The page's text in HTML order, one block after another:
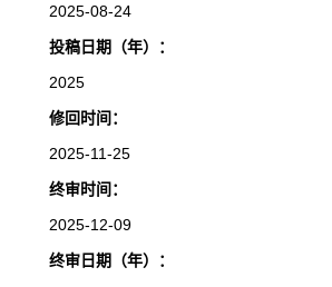
2025-08-24
投稿日期（年）：
2025
修回时间：
2025-11-25
终审时间：
2025-12-09
终审日期（年）：